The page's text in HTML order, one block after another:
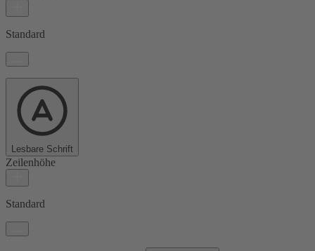
Standard
Lesbare Schrift
Zeilenhöhe
Standard